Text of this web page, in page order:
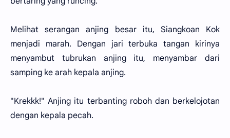
Melihat serangan anjing besar itu, Siangkoan Kok
menjadi marah. Dengan jari terbuka tangan kirinya
menyambut tubrukan anjing itu, menyambar dari
samping ke arah kepala anjing.
"Krekkk!" Anjing itu terbanting roboh dan berkelojotan
dengan kepala pecah.